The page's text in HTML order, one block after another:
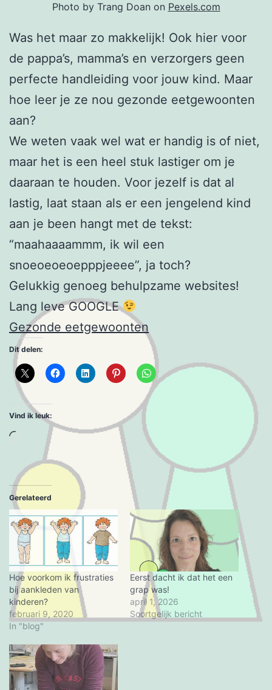
Photo by Trang Doan on Pexels.com
Was het maar zo makkelijk! Ook hier voor
de pappa’s, mamma’s en verzorgers geen
perfecte handleiding voor jouw kind. Maar
hoe leer je ze nou gezonde eetgewoonten
aan?
We weten vaak wel wat er handig is of niet,
maar het is een heel stuk lastiger om je
daaraan te houden. Voor jezelf is dat al
lastig, laat staan als er een jengelend kind
aan je been hangt met de tekst:
“maahaaaammm, ik wil een
snoeoeoeoepppjeeee”, ja toch?
Gelukkig genoeg behulpzame websites!
Lang leve GOOGLE
Gezonde eetgewoonten
Dit delen:
Vind ik leuk:
het
laden...
Gerelateerd
Hoe voorkom ik frustraties
bij aankleden van
kinderen?
februari 9, 2020
In "blog"
Eerst dacht ik dat het een
grap was!
april 1, 2026
Soortgelijk bericht